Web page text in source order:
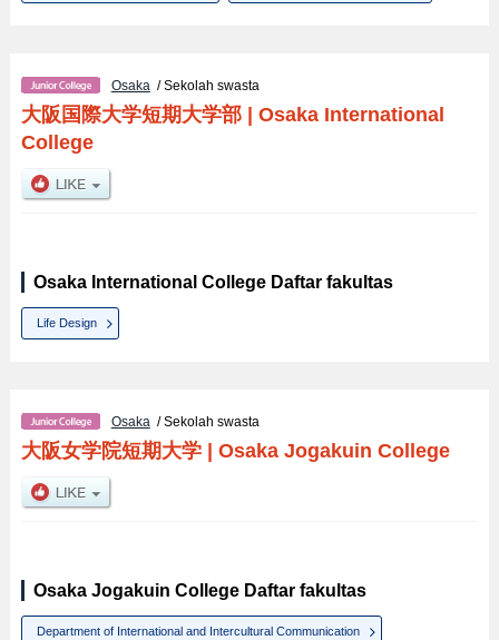
Osaka/ Sekolah swasta
大阪国際大学短期大学部| Osaka International
College
Osaka International College Daftar fakultas
Life Design
Osaka/ Sekolah swasta
大阪女学院短期大学| Osaka Jogakuin College
Osaka Jogakuin College Daftar fakultas
Department of International and Intercultural Communication